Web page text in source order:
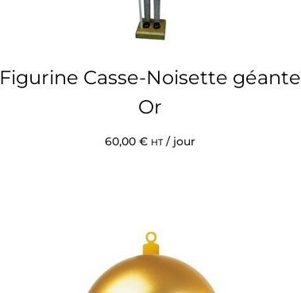
Figurine Casse-Noisette géante
Or
60,00 € HT/ jour